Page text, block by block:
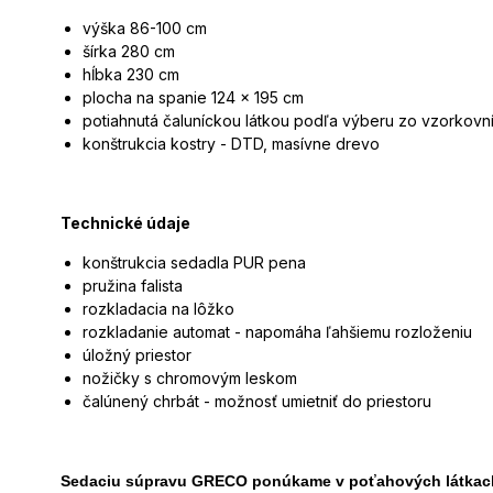
výška 86-100 cm
šírka 280 cm
hĺbka 230 cm
plocha na spanie 124 x 195 cm
potiahnutá čaluníckou látkou podľa výberu zo
konštrukcia kostry - DTD, masívne drevo
Technické údaje
konštrukcia sedadla PUR pena
pružina falista
rozkladacia na lôžko
rozkladanie automat - napomáha ľahšiemu rozloženiu
úložný priestor
nožičky s chromovým leskom
čalúnený chrbát - možnosť umietniť do priestoru
Sedaciu súpravu GRECO ponúkame v poťahových